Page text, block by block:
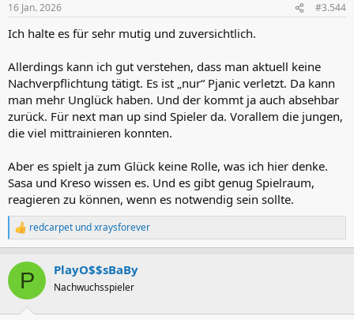
16 Jan. 2026 #3.544
Ich halte es für sehr mutig und zuversichtlich.
Allerdings kann ich gut verstehen, dass man aktuell keine
Nachverpflichtung tätigt. Es ist „nur“ Pjanic verletzt. Da kann
man mehr Unglück haben. Und der kommt ja auch absehbar
zurück. Für next man up sind Spieler da. Vorallem die jungen,
die viel mittrainieren konnten.
Aber es spielt ja zum Glück keine Rolle, was ich hier denke.
Sasa und Kreso wissen es. Und es gibt genug Spielraum,
reagieren zu können, wenn es notwendig sein sollte.
R
e
k
i
redcarpet undxraysforever
P PlayO$$sBaBy
Nachwuchsspieler